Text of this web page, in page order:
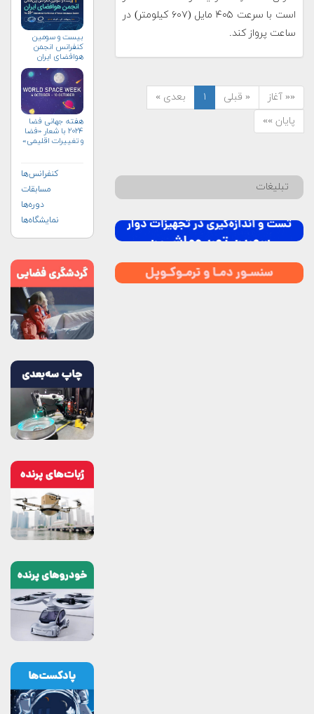
است با سرعت ۴۰۵ مایل (۶۰۷ کیلومتر) در
ساعت پرواز کند.
«« آغاز « قبلی ۱
بعدی »
پایان »»
تبلیغات
بیست و سومین
کنفرانس انجمن
هوافضای ايران
هفته جهانی فضا
۲۰۲۴ با شعار «فضا
و تغییرات اقلیمی»
کنفرانس‌ها
مسابقات
دوره‌ها
نمایشگاه‌ها